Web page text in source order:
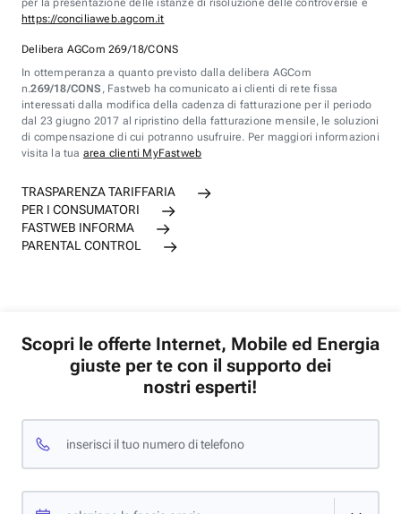
per la presentazione delle istanze di risoluzione delle controversie è
https://conciliaweb.agcom.it
Delibera AGCom 269/18/CONS
In ottemperanza a quanto previsto dalla delibera AGCom
n.269/18/CONS , Fastweb ha comunicato ai clienti di rete fissa
interessati dalla modifica della cadenza di fatturazione per il periodo
dal 23 giugno 2017 al ripristino della fatturazione mensile, le soluzioni
di compensazione di cui potranno usufruire. Per maggiori informazioni
visita la tua area clienti MyFastweb
TRASPARENZA TARIFFARIA
PER I CONSUMATORI
FASTWEB INFORMA
PARENTAL CONTROL
Scopri le offerte Internet, Mobile ed Energia
giuste per te con il supporto dei
nostri esperti!
inserisci il tuo numero di telefono